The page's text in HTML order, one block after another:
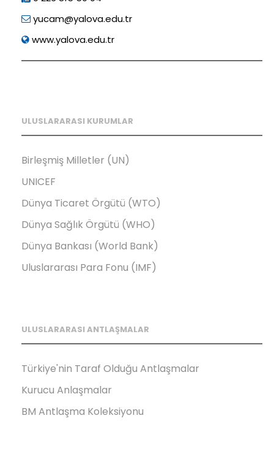
yucam@yalova.edu.tr
www.yalova.edu.tr
ULUSLARARASI KURUMLAR
Birleşmiş Milletler (UN)
UNICEF
Dünya Ticaret Örgütü (WTO)
Dünya Sağlık Örgütü (WHO)
Dünya Bankası (World Bank)
Uluslararası Para Fonu (IMF)
ULUSLARARASI ANTLAŞMALAR
Türkiye'nin Taraf Olduğu Antlaşmalar
Kurucu Anlaşmalar
BM Antlaşma Koleksiyonu